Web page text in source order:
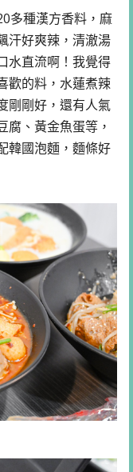
多種漢方香料，麻
汗好爽辣，清澈湯
水直流啊！我覺得
歡的料，水蓮煮辣
剛剛好，還有人氣
腐、黃金魚蛋等，
韓國泡麵，麵條好